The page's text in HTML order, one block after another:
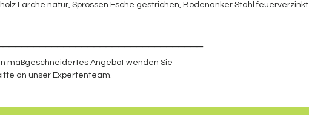
Lärche natur, Sprossen Esche gestrichen, Bodenanker Stahl feuerverzinkt
maßgeschneidertes Angebot wenden Sie
an unser Expertenteam.